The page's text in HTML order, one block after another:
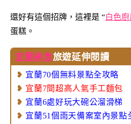
還好有這個招牌，這裡是 “白色
蛋糕。
宜蘭美食旅遊延伸閱讀
❥ 宜蘭70個無料景點全攻略
❥ 宜蘭7間超高人氣手工麵包
❥ 宜蘭6處好玩大碗公溜滑梯
❥ 宜蘭51個雨天備案室內景點